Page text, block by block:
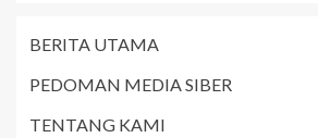
BERITA UTAMA
PEDOMAN MEDIA SIBER
TENTANG KAMI